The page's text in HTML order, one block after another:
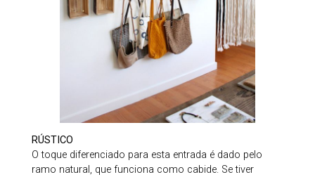
RÚSTICO
O toque diferenciado para esta entrada é dado pelo
ramo natural, que funciona como cabide. Se tiver